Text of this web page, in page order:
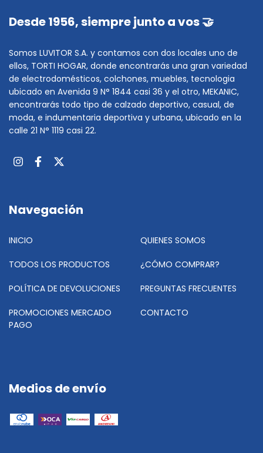
Desde 1956, siempre junto a vos 🤝
Somos LUVITOR S.A. y contamos con dos locales uno de
ellos, TORTI HOGAR, donde encontrarás una gran variedad
de electrodomésticos, colchones, muebles, tecnologia
ubicado en Avenida 9 N° 1844 casi 36 y el otro, MEKANIC,
encontrarás todo tipo de calzado deportivo, casual, de
moda, e indumentaria deportiva y urbana, ubicado en la
calle 21 N° 1119 casi 22.
Navegación
INICIO QUIENES SOMOS
TODOS LOS PRODUCTOS ¿CÓMO COMPRAR?
POLÍTICA DE DEVOLUCIONES PREGUNTAS FRECUENTES
PROMOCIONES MERCADO
PAGO
CONTACTO
Medios de envío